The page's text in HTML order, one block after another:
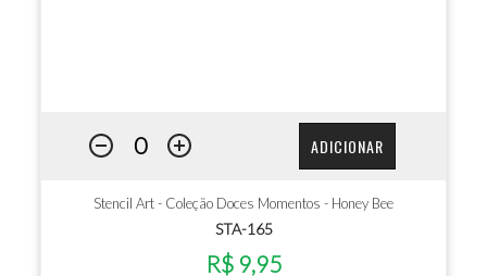
ADICIONAR
Stencil Art - Coleção Doces Momentos - Honey Bee
STA-165
R$ 9,95